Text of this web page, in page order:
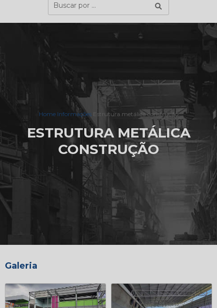
Home Informações Estrutura metálica construção
ESTRUTURA METÁLICA
CONSTRUÇÃO
Galeria